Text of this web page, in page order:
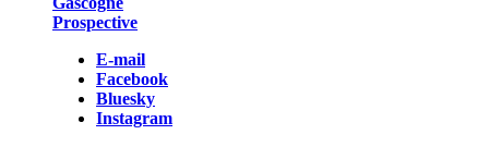
Prospective
E-mail
Facebook
Bluesky
Instagram